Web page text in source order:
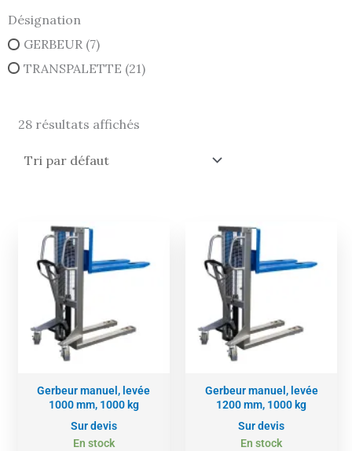
Désignation
GERBEUR (7)
TRANSPALETTE (21)
28 résultats affichés
Gerbeur manuel, levée
1000 mm, 1000 kg
Sur devis
En stock
Gerbeur manuel, levée
1200 mm, 1000 kg
Sur devis
En stock